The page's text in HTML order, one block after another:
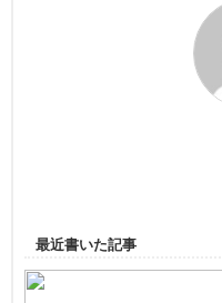
最近書いた記事